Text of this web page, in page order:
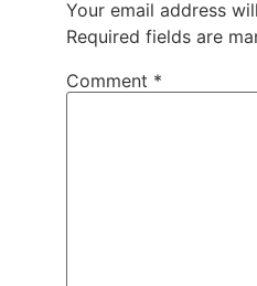
Your email address
Required fields are
Comment *